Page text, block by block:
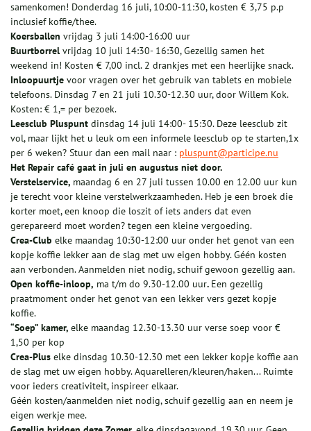
samenkomen! Donderdag 16 juli, 10:00-11:30, kosten € 3,75 p.p
inclusief koffie/thee.
Koersballen vrijdag 3 juli 14:00-16:00 uur
Buurtborrel vrijdag 10 juli 14:30- 16:30, Gezellig samen het
weekend in! Kosten € 7,00 incl. 2 drankjes met een heerlijke snack.
Inloopuurtje voor vragen over het gebruik van tablets en mobiele
telefoons. Dinsdag 7 en 21 juli 10.30-12.30 uur, door Willem Kok.
Kosten: € 1,= per bezoek.
Leesclub Pluspunt dinsdag 14 juli 14:00- 15:30. Deze leesclub zit
vol, maar lijkt het u leuk om een informele leesclub op te starten,1x
per 6 weken? Stuur dan een mail naar : pluspunt@participe.nu
Het Repair café gaat in juli en augustus niet door.
Verstelservice, maandag 6 en 27 juli tussen 10.00 en 12.00 uur kun
je terecht voor kleine verstelwerkzaamheden. Heb je een broek die
korter moet, een knoop die loszit of iets anders dat even
gerepareerd moet worden? tegen een kleine vergoeding.
Crea-Club elke maandag 10:30-12:00 uur onder het genot van een
kopje koffie lekker aan de slag met uw eigen hobby. Géén kosten
aan verbonden. Aanmelden niet nodig, schuif gewoon gezellig aan.
Open koffie-inloop, ma t/m do 9.30-12.00 uur. Een gezellig
praatmoment onder het genot van een lekker vers gezet kopje
koffie.
“Soep” kamer, elke maandag 12.30-13.30 uur verse soep voor €
1,50 per kop
Crea-Plus elke dinsdag 10.30-12.30 met een lekker kopje koffie aan
de slag met uw eigen hobby. Aquarelleren/kleuren/haken... Ruimte
voor ieders creativiteit, inspireer elkaar.
Géén kosten/aanmelden niet nodig, schuif gezellig aan en neem je
eigen werkje mee.